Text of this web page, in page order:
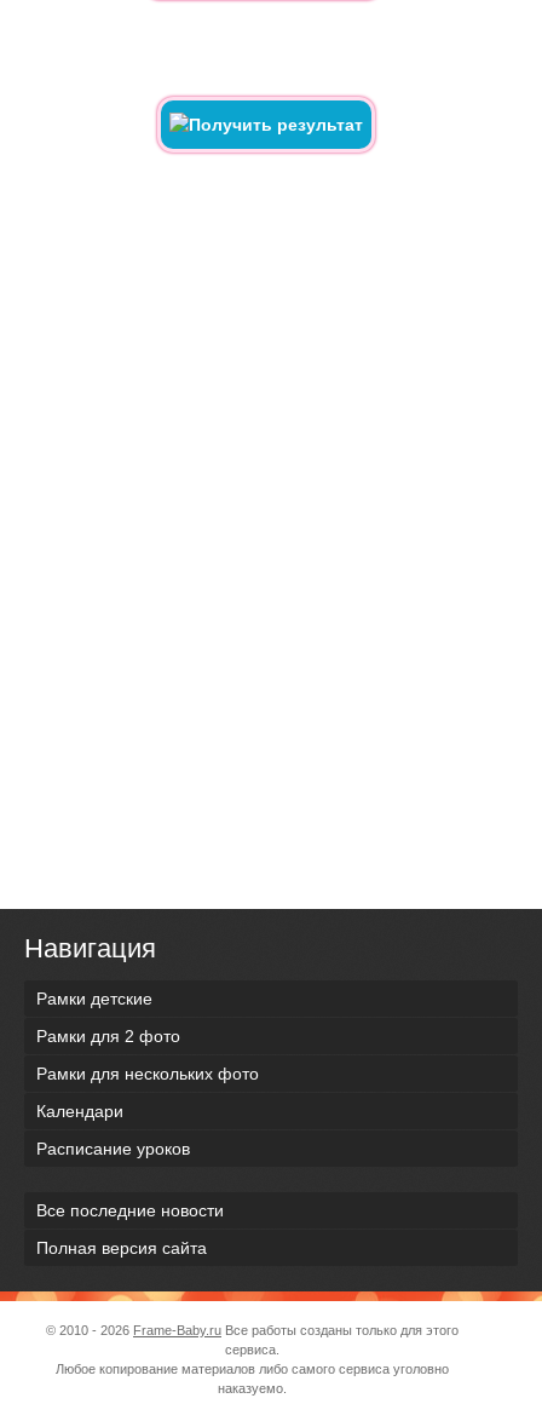
Навигация
Рамки детские
Рамки для 2 фото
Рамки для нескольких фото
Календари
Расписание уроков
Все последние новости
Полная версия сайта
© 2010 - 2026 Frame-Baby.ru Все работы созданы только для этого
сервиса.
Любое копирование материалов либо самого сервиса уголовно
наказуемо.